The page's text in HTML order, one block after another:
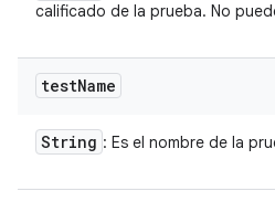
calificado de la prueba. No
testName
String : Es el nombre de la